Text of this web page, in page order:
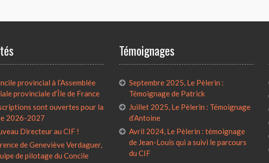
provincial à l’Assemblée
provinciale d’Île de France
sont ouvertes pour la
2026-2027
Directeur au CIF !
de Geneviève Verdaguer,
de pilotage du Concile
Témoignages
Septembre 2025, Le Pèlerin :
Témoignage de Patrick
Juillet 2025, Le Pèlerin : Témoignage
d’Antoine
Avril 2024, Le Pèlerin : témoignage
de Jean-Louis qui a suivi le parcours
du CIF